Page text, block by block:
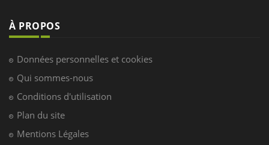
À PROPOS
Données personnelles et cookies
Qui sommes-nous
Conditions d'utilisation
Plan du site
Mentions Légales